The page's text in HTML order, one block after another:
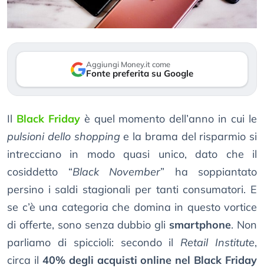
Aggiungi Money.it come
Fonte preferita su Google
Il Black Fridayè quel momento dell’anno in cui le
pulsioni dello shoppinge la brama del risparmio si
intrecciano in modo quasi unico, dato che il
cosiddetto “Black November” ha soppiantato
persino i saldi stagionali per tanti consumatori. E
se c’è una categoria che domina in questo vortice
di offerte, sono senza dubbio gli smartphone. Non
parliamo di spiccioli: secondo il Retail Institute,
circa il 40% degli acquisti online nel Black Friday